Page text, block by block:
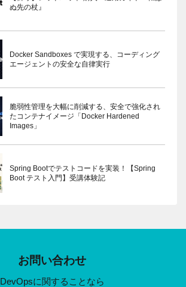
ぬ先の杖』
Docker Sandboxes で実現する、コーディング
エージェントの安全な自律実行
脆弱性管理を大幅に削減する、安全で強化され
たコンテナイメージ「Docker Hardened
Images」
Spring Bootでテストコードを実装！【Spring
Boot テスト入門】受講体験記
お問い合わせ
DevOpsに関することなら